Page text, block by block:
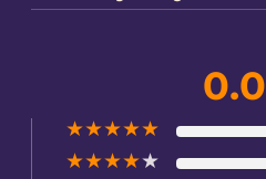
0.0
★★★★★
★★★★★